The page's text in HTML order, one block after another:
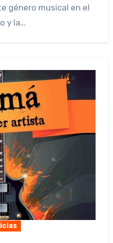
género musical en el
y la…